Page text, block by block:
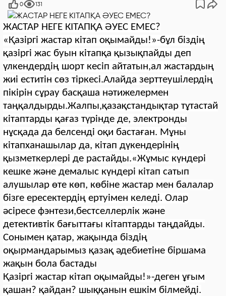
0 131
ЖАСТАР НЕГЕ КІТАПҚА ӘУЕС ЕМЕС?
«Қазіргі жастар кітап оқымайды!»-бұл біздің
қазіргі жас буын кітапқа қызықпайды деп
үлкендердің шорт кесіп айтатын,ал жастардың
жиі еститін сөз тіркесі.Алайда зерттеушілердің
пікірін сұрау басқаша нәтижелермен
таңқалдырды.Жалпы,қазақстандықтар тұтастай
кітаптарды қағаз түрінде де, электронды
нұсқада да белсенді оқи бастаған. Мұны
кітапханашылар да, кітап дүкендерінің
қызметкерлері де растайды.«Жұмыс күндері
кешке және демалыс күндері кітап сатып
алушылар өте көп, көбіне жастар мен балалар
бізге ересектердің ертуімен келеді. Олар
әсіресе фэнтези,бестселлерлік және
детективтік бағыттағы кітаптарды таңдайды.
Сонымен қатар, жақында біздің
оқырмандарымыз қазақ әдебиетіне біршама
жақын бола бастады
Қазіргі жастар кітап оқымайды!»-деген ұғым
қашан? қайдан? шыққанын ешкім білмейді.